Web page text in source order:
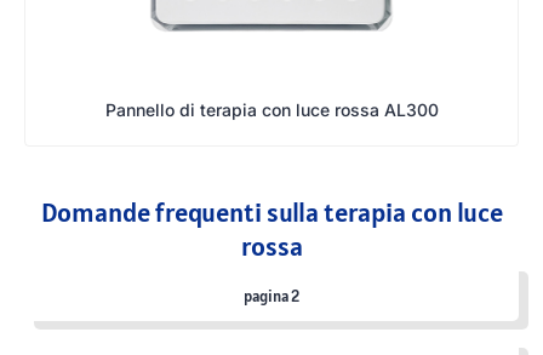
Pannello di terapia con luce rossa AL300
Domande frequenti sulla terapia con luce
rossa
pagina 2